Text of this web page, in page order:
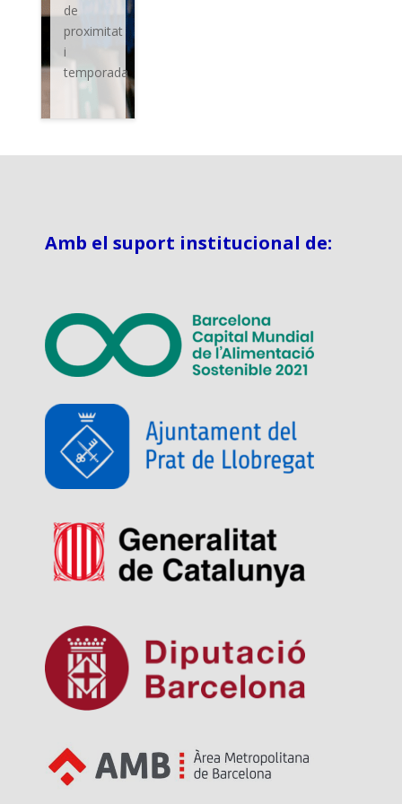
de
proximitat
i
temporada
Amb el suport institucional de: